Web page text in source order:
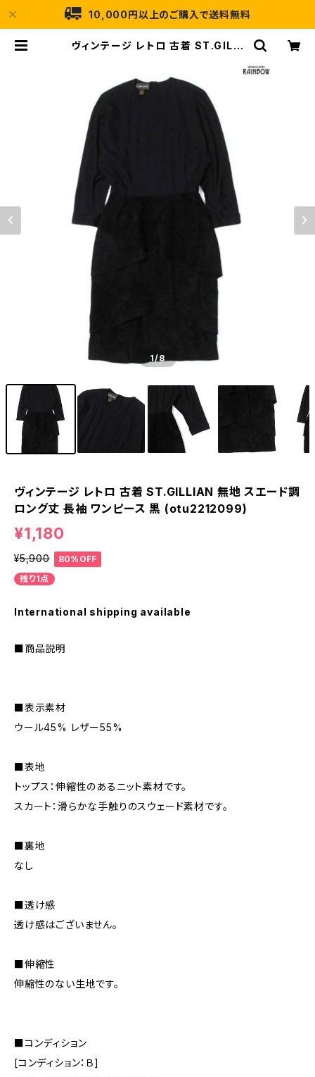
10,000円以上のご購入で送料無料
ヴィンテージ レトロ 古着 ST.GILLI
ワンピース 黒 (otu2212099) | 古
着屋RAINBOW
1/8
ヴィンテージ レトロ 古着 ST.GILLIAN 無地 スエード調
ロング丈 長袖 ワンピース 黒 (otu2212099)
¥1,180
¥5,900
80%OFF
残り1点
International shipping available
■商品説明
■表示素材
ウール45% レザー55%
■表地
トップス：伸縮性のあるニット素材です。
スカート：滑らかな手触りのスウェード素材です。
■裏地
なし
■透け感
透け感はございません。
■伸縮性
伸縮性のない生地です。
■コンディション
[コンディション：Ｂ]